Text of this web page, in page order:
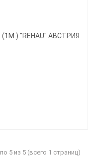
"REHAU" АВСТРИЯ
5 из 5 (всего 1 страниц)